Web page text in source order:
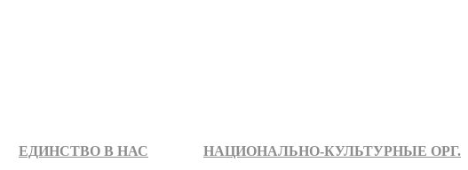
ЕДИНСТВО В НАС НАЦИОНАЛЬНО-КУЛЬТУРНЫЕ ОРГ.